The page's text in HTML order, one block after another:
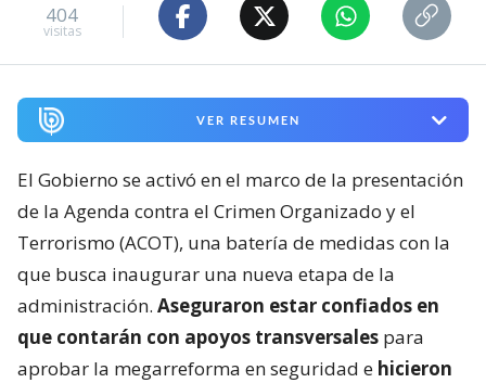
404
visitas
VER RESUMEN
El Gobierno se activó en el marco de la presentación
de la Agenda contra el Crimen Organizado y el
Terrorismo (ACOT), una batería de medidas con la
que busca inaugurar una nueva etapa de la
administración. Aseguraron estar confiados en
que contarán con apoyos transversales para
aprobar la megarreforma en seguridad e hicieron